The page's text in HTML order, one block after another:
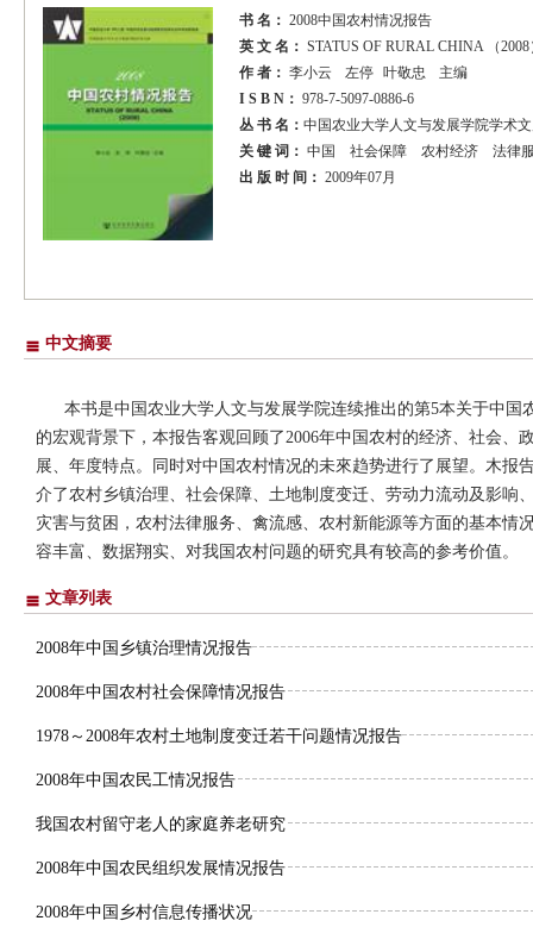
书 名： 2008中国农村情况报告
英 文 名： STATUS OF RURAL CHINA （2008
作 者： 李小云 左停 叶敬忠
主编
I S B N： 978-7-5097-0886-6
丛 书 名： 中国农业大学人文与发展学院学术
关 键 词： 中国 社会保障 农村经济
法律
出 版 时 间： 2009年07月
中文摘要
本书是中国农业大学人文与发展学院连续推出的第5本关于中国
的宏观背景下，本报告客观回顾了2006年中国农村的经济、社会、
展、年度特点。同时对中国农村情况的未來趋势进行了展望。木报
介了农村乡镇治理、社会保障、土地制度变迁、劳动力流动及影响
灾害与贫困，农村法律服务、禽流感、农村新能源等方面的基本情
容丰富、数据翔实、对我国农村问题的研究具有较高的参考价值。
文章列表
2008年中国乡镇治理情况报告
2008年中国农村社会保障情况报告
1978～2008年农村土地制度变迁若干问题情况报告
2008年中国农民工情况报告
我国农村留守老人的家庭养老研究
2008年中国农民组织发展情况报告
2008年中国乡村信息传播状况